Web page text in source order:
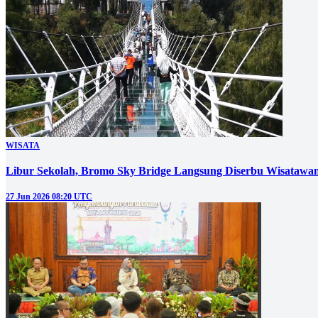
WISATA
Libur Sekolah, Bromo Sky Bridge Langsung Diserbu
27 Jun 2026 08:20 UTC